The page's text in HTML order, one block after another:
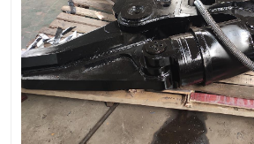
铣刨机 开沟
伐木机 破碎
打桩机 压路